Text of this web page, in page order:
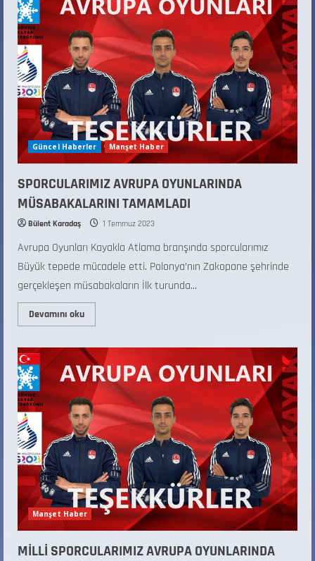
Güncel Haberler Manşet Haber
SPORCULARIMIZ AVRUPA OYUNLARINDA
MÜSABAKALARINI TAMAMLADI
Bülent Karadaş 1 Temmuz 2023
Avrupa Oyunları Kayakla Atlama branşında sporcularımız
Büyük tepede mücadele etti. Polonya’nın Zakopane şehrinde
gerçekleşen müsabakaların İlk turunda...
Devamını oku
Manşet Haber
MİLLİ SPORCULARIMIZ AVRUPA OYUNLARINDA